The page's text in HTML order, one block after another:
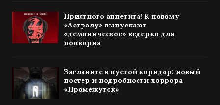
Приятного аппетита! К новому
«Астралу» выпускают
«демоническое» ведерко для
попкорна
Загляните в пустой коридор: новый
постер и подробности хоррора
«Промежуток»